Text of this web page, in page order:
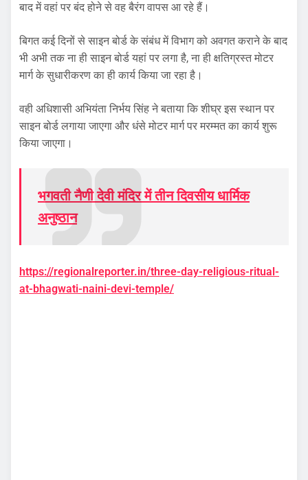
बाद में वहां पर बंद होने से वह बैरंग वापस आ रहे हैं।
बिगत कई दिनों से साइन बोर्ड के संबंध में विभाग को अवगत कराने के बाद
भी अभी तक ना ही साइन बोर्ड यहां पर लगा है, ना ही क्षतिग्रस्त मोटर
मार्ग के सुधारीकरण का ही कार्य किया जा रहा है।
वही अधिशासी अभियंता निर्भय सिंह ने बताया कि शीघ्र इस स्थान पर
साइन बोर्ड लगाया जाएगा और धंसे मोटर मार्ग पर मरम्मत का कार्य शुरू
किया जाएगा।
भगवती नैणी देवी मंदिर में तीन दिवसीय धार्मिक
अनुष्ठान
https://regionalreporter.in/three-day-religious-ritual-
at-bhagwati-naini-devi-temple/